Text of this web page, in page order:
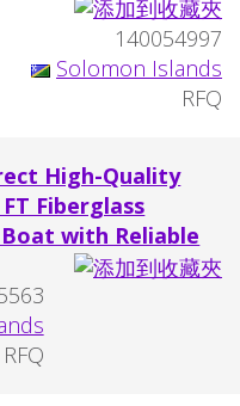
140054997
Solomon Islands
RFQ
High-Quality
Fiberglass
with Reliable
RFQ